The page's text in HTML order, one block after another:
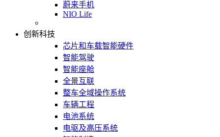
蔚来手机
NIO Life
创新科技
芯片和车载智能硬件
智能驾驶
智能座舱
全景互联
整车全域操作系统
车辆工程
电池系统
电驱及高压系统